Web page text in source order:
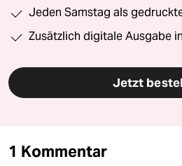
Jeden Samstag als
Zusätzlich digitale Ausgabe
Jetzt
1 Kommentar